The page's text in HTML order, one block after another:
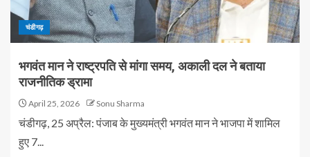
चंडीगढ़
भगवंत मान ने राष्ट्रपति से मांगा समय, अकाली दल ने बताया
राजनीतिक ड्रामा
April 25, 2026 Sonu Sharma
चंडीगढ़, 25 अप्रैल: पंजाब के मुख्यमंत्री भगवंत मान ने भाजपा में शामिल
हुए 7...